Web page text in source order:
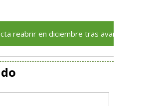
diciembre tras avance del 70 % en su